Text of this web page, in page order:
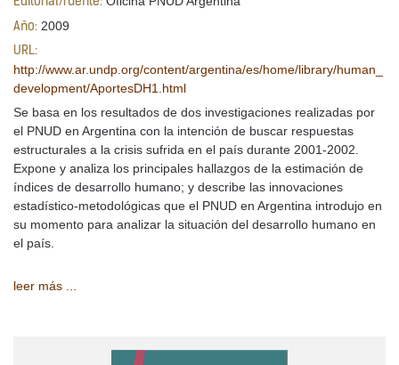
Año: 2009
URL:
http://www.ar.undp.org/content/argentina/es/home/library/human_
development/AportesDH1.html
Se basa en los resultados de dos investigaciones realizadas por
el PNUD en Argentina con la intención de buscar respuestas
estructurales a la crisis sufrida en el país durante 2001-2002.
Expone y analiza los principales hallazgos de la estimación de
índices de desarrollo humano; y describe las innovaciones
estadístico-metodológicas que el PNUD en Argentina introdujo en
su momento para analizar la situación del desarrollo humano en
el país.
leer más ...